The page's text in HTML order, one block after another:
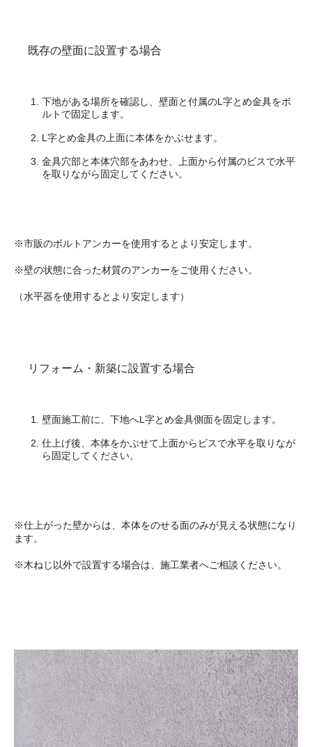
既存の壁面に設置する場合
下地がある場所を確認し、壁面と付属のL字とめ金具をボ
ルトで固定します。
L字とめ金具の上面に本体をかぶせます。
金具穴部と本体穴部をあわせ、上面から付属のビスで水平
を取りながら固定してください。
※市販のボルトアンカーを使用するとより安定します。
※壁の状態に合った材質のアンカーをご使用ください。
（水平器を使用するとより安定します）
リフォーム・新築に設置する場合
壁面施工前に、下地へL字とめ金具側面を固定します。
仕上げ後、本体をかぶせて上面からビスで水平を取りなが
ら固定してください。
※仕上がった壁からは、本体をのせる面のみが見える状態になり
ます。
※木ねじ以外で設置する場合は、施工業者へご相談ください。